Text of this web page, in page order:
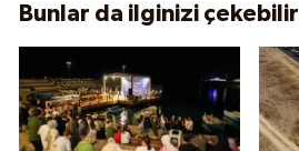
Bunlar da ilginizi çekebilir